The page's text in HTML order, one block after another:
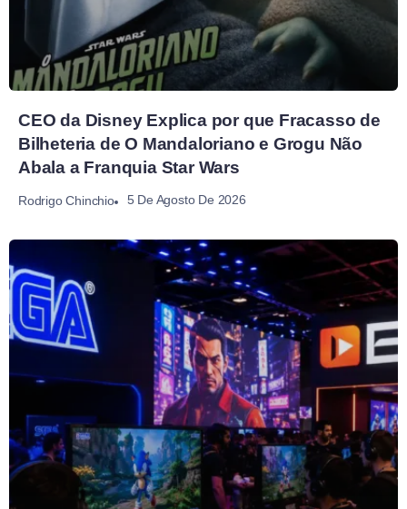
CEO da Disney Explica por que Fracasso de
Bilheteria de O Mandaloriano e Grogu Não
Abala a Franquia Star Wars
Rodrigo Chinchio 5 De Agosto De 2026